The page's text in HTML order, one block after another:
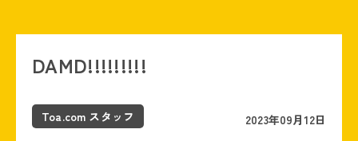
DAMD!!!!!!!!!
Toa.com スタッフ 2023年09月12日